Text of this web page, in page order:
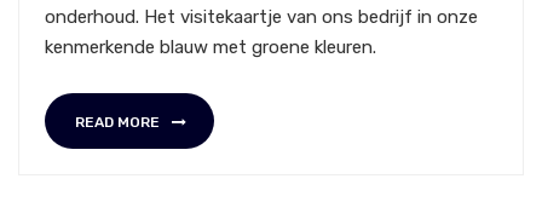
onderhoud. Het visitekaartje van ons bedrijf in onze
kenmerkende blauw met groene kleuren.
READ MORE